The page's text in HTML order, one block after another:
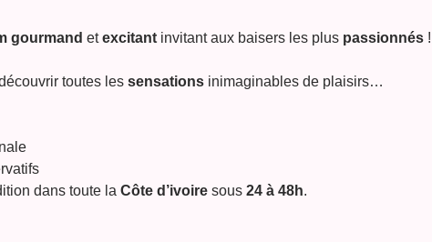
gourmand etexcitant invitant aux baisers les plus passionnés !
toutes les sensations inimaginables de plaisirs…
dans toute la Côte d’ivoire sous 24 à 48h.